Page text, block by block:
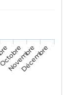
Novembre
Décembre